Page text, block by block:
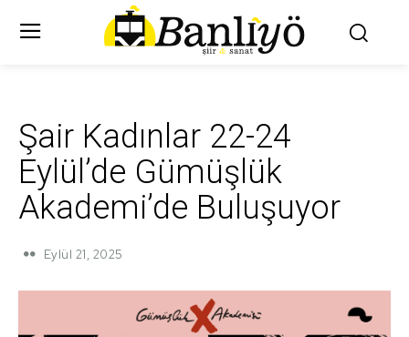
Şair Kadınlar 22-24
Eylül’de Gümüşlük
Akademi’de Buluşuyor
Eylül 21, 2025